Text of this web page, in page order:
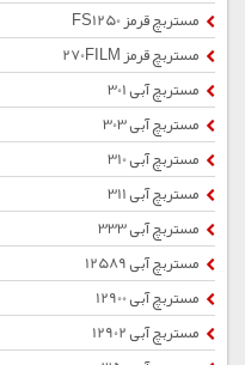
مستربچ قرمز FS1250
مستربچ قرمز 270FILM
مستربچ آبی 301
مستربچ آبی 303
مستربچ آبی 310
مستربچ آبی 311
مستربچ آبی 333
مستربچ آبی 12589
مستربچ آبی 12900
مستربچ آبی 12902